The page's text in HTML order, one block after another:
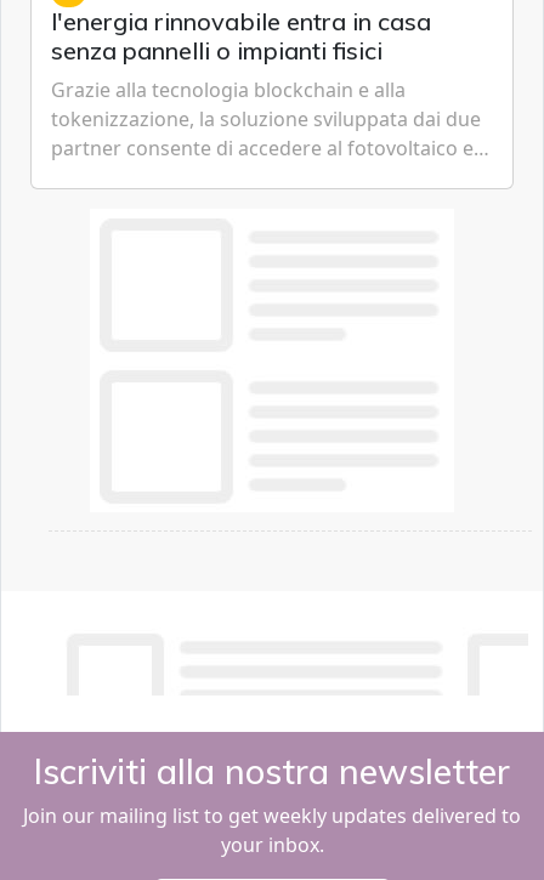
l'energia rinnovabile entra in casa
senza pannelli o impianti fisici
Grazie alla tecnologia blockchain e alla
tokenizzazione, la soluzione sviluppata dai due
partner consente di accedere al fotovoltaico e
Iscriviti alla nostra newsletter
Join our mailing list to get weekly updates delivered to
your inbox.